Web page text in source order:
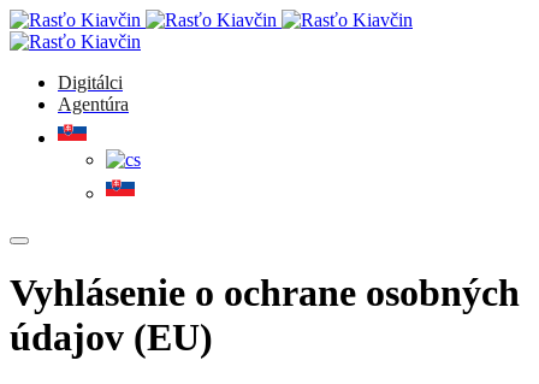
Digitálci
Agentúra
Vyhlásenie o ochrane osobných
údajov (EU)